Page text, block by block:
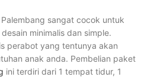
sangat cocok untuk
minimalis dan simple.
perabot yang tentunya akan
anak anda. Pembelian paket
ini terdiri dari 1 tempat tidur, 1